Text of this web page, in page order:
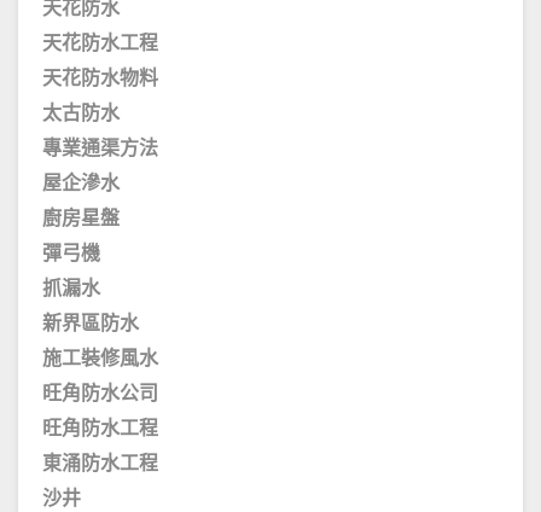
天花防水
天花防水工程
天花防水物料
太古防水
專業通渠方法
屋企滲水
廚房星盤
彈弓機
抓漏水
新界區防水
施工裝修風水
旺角防水公司
旺角防水工程
東涌防水工程
沙井